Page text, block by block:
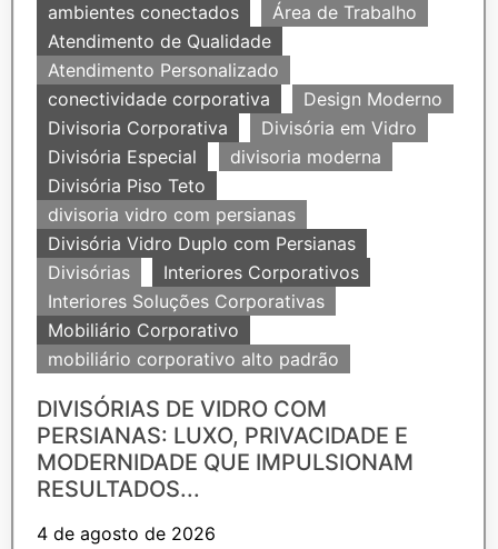
ambientes conectados
Área de Trabalho
Atendimento de Qualidade
Atendimento Personalizado
conectividade corporativa
Design Moderno
Divisoria Corporativa
Divisória em Vidro
Divisória Especial
divisoria moderna
Divisória Piso Teto
divisoria vidro com persianas
Divisória Vidro Duplo com Persianas
Divisórias
Interiores Corporativos
Interiores Soluções Corporativas
Mobiliário Corporativo
mobiliário corporativo alto padrão
DIVISÓRIAS DE VIDRO COM
PERSIANAS: LUXO, PRIVACIDADE E
MODERNIDADE QUE IMPULSIONAM
RESULTADOS...
4 de agosto de 2026